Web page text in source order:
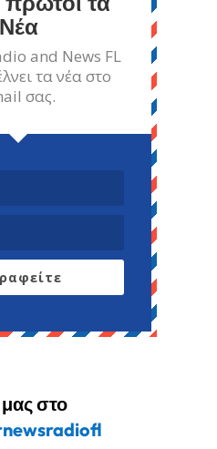
Νέα
and News FL
τα νέα στο
σας.
στο